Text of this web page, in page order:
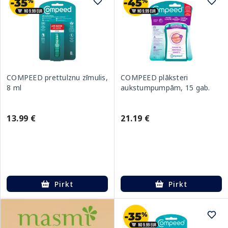
COMPEED prettulznu zīmulis,
8 ml
13.99 €
Pirkt
COMPEED plāksteri
aukstumpumpām, 15 gab.
21.19 €
Pirkt